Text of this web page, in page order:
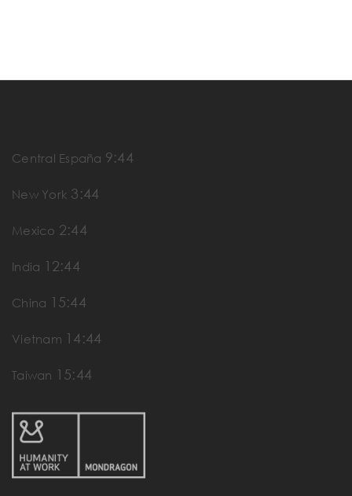
Central España 9:44
New York 3:44
Mexico 2:44
India 12:44
China 15:44
Vietnam 14:44
Taiwan 15:44